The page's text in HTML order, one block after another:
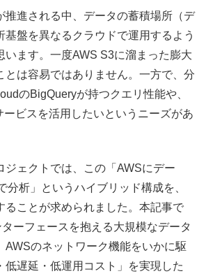
推進される中、データの蓄積場所（デ
基盤を異なるクラウドで運用するよう
います。一度AWS S3に溜まった膨大
とは容易ではありません。一方で、分
のBigQueryが持つクエリ性能や、
ビスを活用したいというニーズがあ
ジェクトでは、この「AWSにデー
分析」というハイブリッド構成を、
ることが求められました。本記事で
ーフェースを抱える大規模なデータ
AWSのネットワーク機能をいかに駆
低遅延・低運用コスト」を実現した